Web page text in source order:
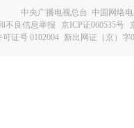
中央广播电视总台 中国网络
不良信息举报
京ICP证060535号
证号 0102004 新出网证（京）